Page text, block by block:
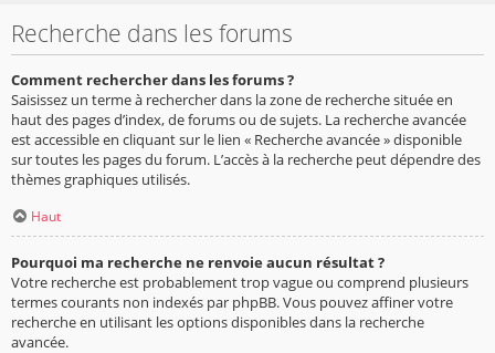
Recherche dans les forums
Comment rechercher dans les forums ?
Saisissez un terme à rechercher dans la zone de recherche située en
haut des pages d’index, de forums ou de sujets. La recherche avancée
est accessible en cliquant sur le lien « Recherche avancée » disponible
sur toutes les pages du forum. L’accès à la recherche peut dépendre des
thèmes graphiques utilisés.
Haut
Pourquoi ma recherche ne renvoie aucun résultat ?
Votre recherche est probablement trop vague ou comprend plusieurs
termes courants non indexés par phpBB. Vous pouvez affiner votre
recherche en utilisant les options disponibles dans la recherche
avancée.